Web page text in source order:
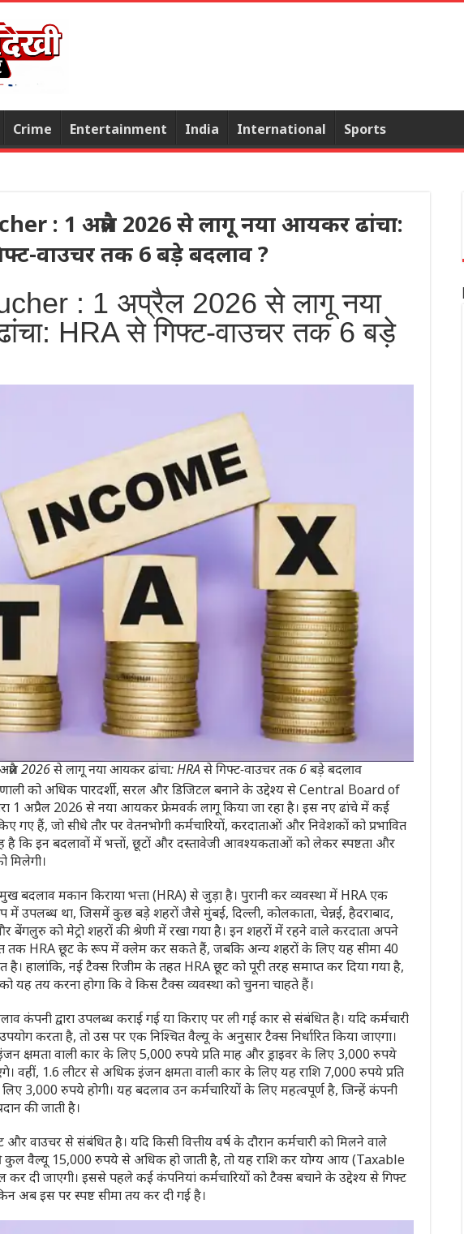
Crime Entertainment India International Sports
: 1 अप्रैल 2026 से लागू नया आयकर ढांचा:
वाउचर तक 6 बड़े बदलाव ?
: 1 अप्रैल 2026 से लागू नया
HRA से गिफ्ट-वाउचर तक 6 बड़े
2026 से लागू नया आयकर ढांचा: HRA से गिफ्ट-वाउचर तक 6 बड़े बदलाव
को अधिक पारदर्शी, सरल और डिजिटल बनाने के उद्देश्य सेCentral Board of
1 अप्रैल 2026 से नया आयकर फ्रेमवर्क लागू किया जा रहा है। इस नए ढांचे में कई
गए हैं, जो सीधे तौर पर वेतनभोगी कर्मचारियों, करदाताओं और निवेशकों को प्रभावित
है कि इन बदलावों में भत्तों, छूटों और दस्तावेजी आवश्यकताओं को लेकर स्पष्टता और
मिलेगी।
बदलाव मकान किराया भत्ता (HRA) से जुड़ा है। पुरानी कर व्यवस्था में HRA एक
में उपलब्ध था, जिसमें कुछ बड़े शहरों जैसे मुंबई, दिल्ली, कोलकाता, चेन्नई, हैदराबाद,
को मेट्रो शहरों की श्रेणी में रखा गया है। इन शहरों में रहने वाले करदाता अपने
तक HRA छूट के रूप में क्लेम कर सकते हैं, जबकि अन्य शहरों के लिए यह सीमा 40
है। हालांकि, नई टैक्स रिजीम के तहत HRA छूट को पूरी तरह समाप्त कर दिया गया है,
यह तय करना होगा कि वे किस टैक्स व्यवस्था को चुनना चाहते हैं।
कंपनी द्वारा उपलब्ध कराई गई या किराए पर ली गई कार से संबंधित है। यदि कर्मचारी
करता है, तो उस पर एक निश्चित वैल्यू के अनुसार टैक्स निर्धारित किया जाएगा।
क्षमता वाली कार के लिए 5,000 रुपये प्रति माह और ड्राइवर के लिए 3,000 रुपये
वहीं, 1.6 लीटर से अधिक इंजन क्षमता वाली कार के लिए यह राशि 7,000 रुपये प्रति
3,000 रुपये होगी। यह बदलाव उन कर्मचारियों के लिए महत्वपूर्ण है, जिन्हें कंपनी
की जाती है।
और वाउचर से संबंधित है। यदि किसी वित्तीय वर्ष के दौरान कर्मचारी को मिलने वाले
कुल वैल्यू 15,000 रुपये से अधिक हो जाती है, तो यह राशि कर योग्य आय (Taxable
कर दी जाएगी। इससे पहले कई कंपनियां कर्मचारियों को टैक्स बचाने के उद्देश्य से गिफ्ट
अब इस पर स्पष्ट सीमा तय कर दी गई है।